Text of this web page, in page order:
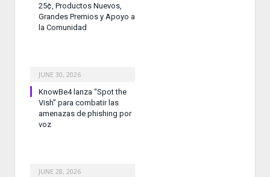
25¢, Productos Nuevos,
Grandes Premios y Apoyo a
la Comunidad
JUNE 30, 2026
KnowBe4 lanza “Spot the
Vish” para combatir las
amenazas de phishing por
voz
JUNE 28, 2026